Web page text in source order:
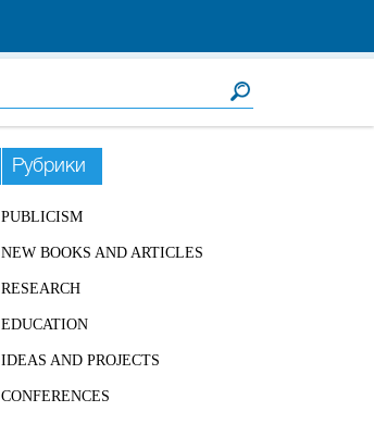
Рубрики
PUBLICISM
NEW BOOKS AND ARTICLES
RESEARCH
EDUCATION
IDEAS AND PROJECTS
CONFERENCES